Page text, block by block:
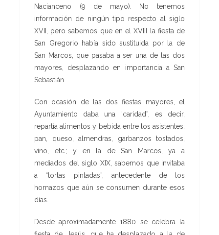
Nacianceno (9 de mayo). No tenemos
información de ningún tipo respecto al siglo
XVII, pero sabemos que en el XVIII la fiesta de
San Gregorio había sido sustituida por la de
San Marcos, que pasaba a ser una de las dos
mayores, desplazando en importancia a San
Sebastián.
Con ocasión de las dos fiestas mayores, el
Ayuntamiento daba una “caridad”, es decir,
repartía alimentos y bebida entre los asistentes:
pan, queso, almendras, garbanzos tostados,
vino, etc.; y en la de San Marcos, ya a
mediados del siglo XIX, sabemos que invitaba
a “tortas pintadas”, antecedente de los
hornazos que aún se consumen durante esos
días.
Desde aproximadamente 1880 se celebra la